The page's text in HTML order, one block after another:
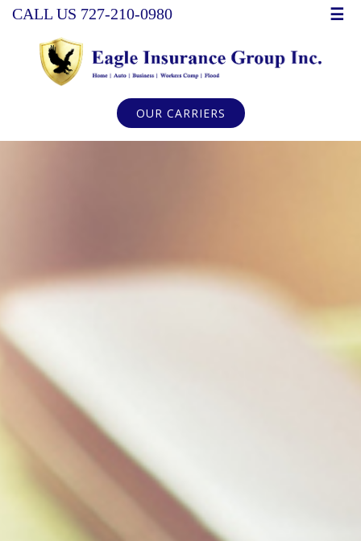
CALL US 727-210-0980 ☰
OUR CARRIERS